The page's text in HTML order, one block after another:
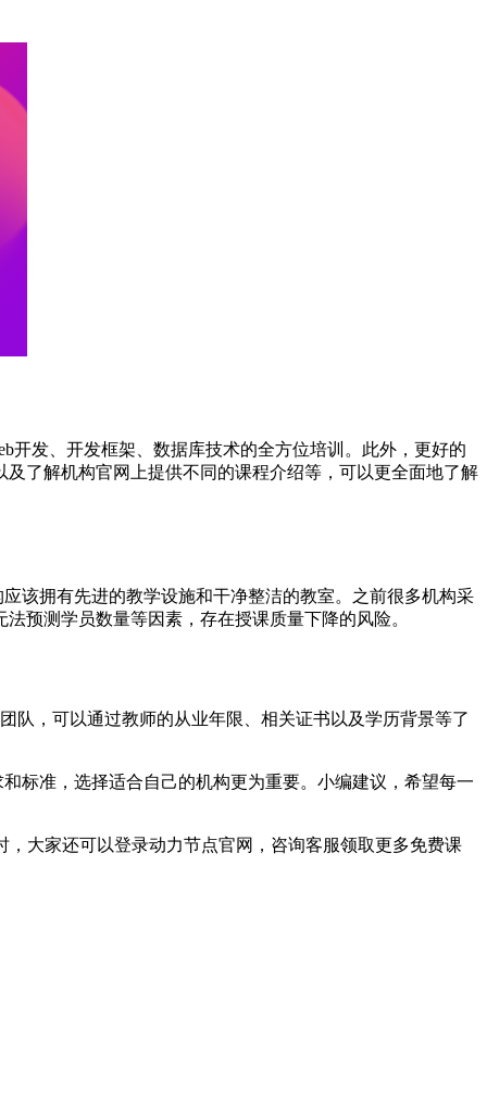
开发、开发框架、数据库技术的全方位培训。此外，更好的
了解机构官网上提供不同的课程介绍等，可以更全面地了解
该拥有先进的教学设施和干净整洁的教室。之前很多机构采
预测学员数量等因素，存在授课质量下降的风险。
队，可以通过教师的从业年限、相关证书以及学历背景等了
标准，选择适合自己的机构更为重要。小编建议，希望每一
大家还可以登录动力节点官网，咨询客服领取更多免费课